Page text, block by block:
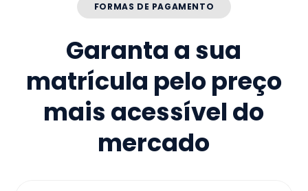
FORMAS DE PAGAMENTO
Garanta a sua
matrícula pelo preço
mais acessível do
mercado